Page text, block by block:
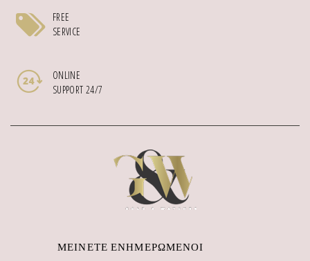
FREE
SERVICE
ONLINE
SUPPORT 24/7
ΜΕΊΝΕΤΕ ΕΝΗΜΕΡΩΜΈΝΟΙ